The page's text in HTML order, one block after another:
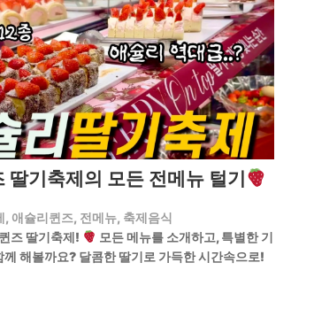
딸기축제의 모든 전메뉴 털기
, 애슐리퀸즈, 전메뉴, 축제음식
즈 딸기축제!
모든 메뉴를 소개하고, 특별한 기
께 해볼까요? 달콤한 딸기로 가득한 시간속으로!